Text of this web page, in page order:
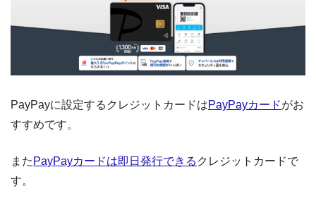
PayPayに設定するクレジットカードはPayPayカードがお
すすめです。
また PayPayカードは即日発行できる クレジットカードで
す。